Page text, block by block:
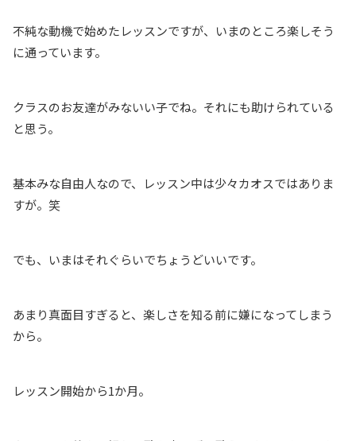
不純な動機で始めたレッスンですが、いまのところ楽しそう
に通っています。
クラスのお友達がみないい子でね。それにも助けられている
と思う。
基本みな自由人なので、レッスン中は少々カオスではありま
すが。笑
でも、いまはそれぐらいでちょうどいいです。
あまり真面目すぎると、楽しさを知る前に嫌になってしまう
から。
レッスン開始から1か月。